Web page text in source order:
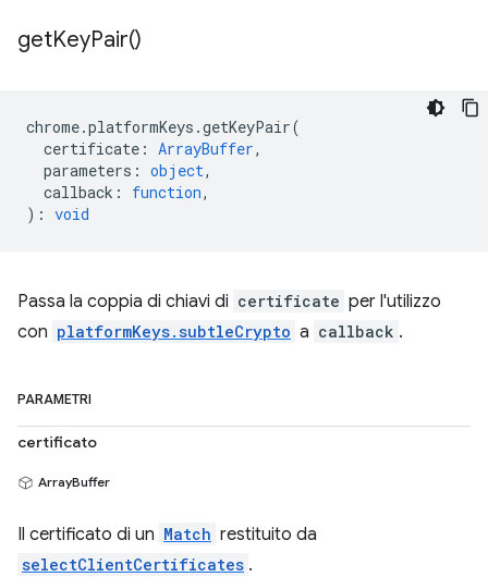
getKeyPair()
chrome.platformKeys .getKeyPair(
certificate : ArrayBuffer,
parameters : object,
callback : function,
) : void
Passa la coppia di chiavi di certificate per l'utilizzo
con platformKeys.subtleCrypto a callback .
PARAMETRI
certificato
ArrayBuffer
Il certificato di un Match restituito da
selectClientCertificates .